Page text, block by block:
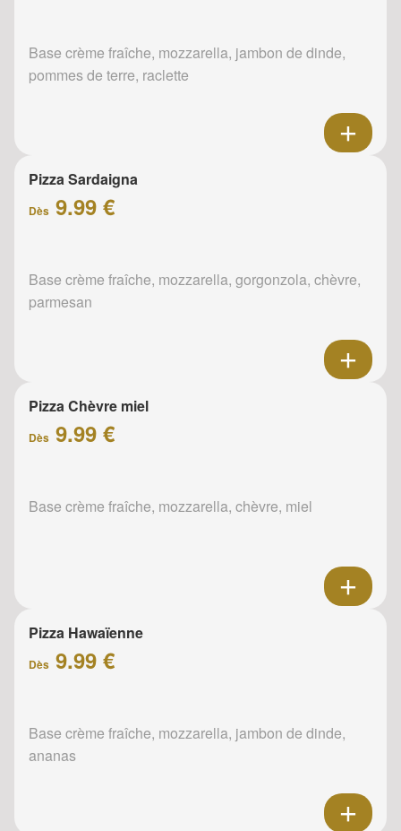
Base crème fraîche, mozzarella, jambon de dinde,
pommes de terre, raclette
Pizza Sardaigna
Dès 9.99 €
Base crème fraîche, mozzarella, gorgonzola, chèvre,
parmesan
Pizza Chèvre miel
Dès 9.99 €
Base crème fraîche, mozzarella, chèvre, miel
Pizza Hawaïenne
Dès 9.99 €
Base crème fraîche, mozzarella, jambon de dinde,
ananas